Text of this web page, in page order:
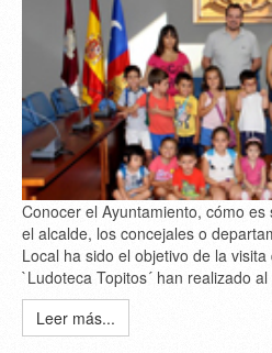
Conocer el Ayuntamiento, cómo
el alcalde, los concejales o
Local ha sido el objetivo de la
`Ludoteca Topitos´ han realizado
Leer más...